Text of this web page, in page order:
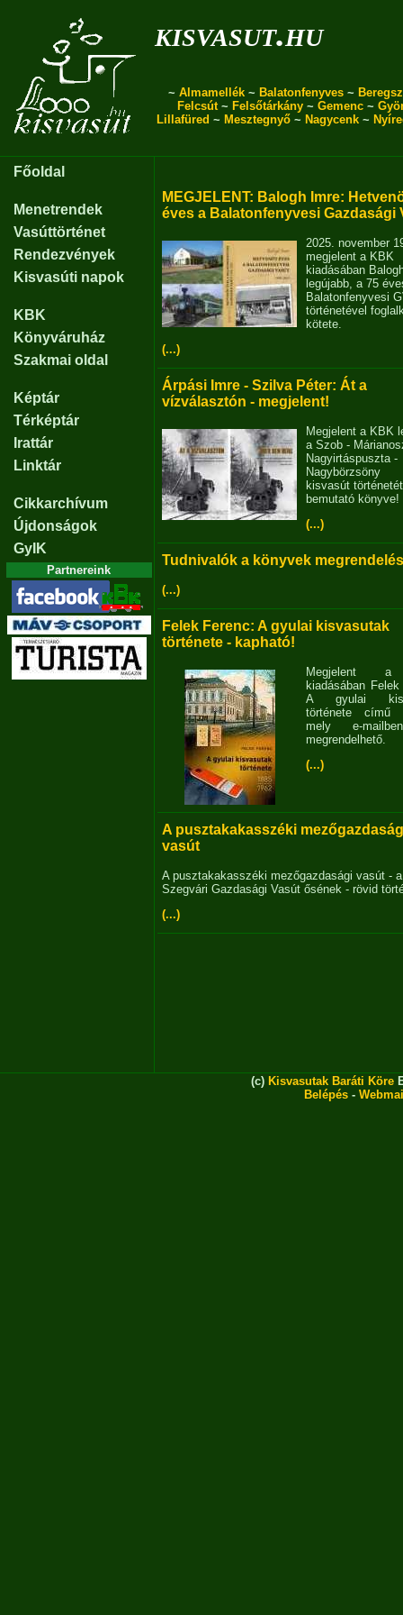
kisvasut.hu
~ Almamellék ~ Balatonfenyves ~
Felcsút~ Felsőtárkány ~ Gemenc ~
Lillafüred ~ Mesztegnyő ~ Nagycenk ~
Főoldal
Menetrendek
Vasúttörténet
Rendezvények
Kisvasúti napok
KBK
Könyváruház
Szakmai oldal
Képtár
Térképtár
Irattár
Linktár
Cikkarchívum
Újdonságok
GyIK
Partnereink
MEGJELENT: Balogh Imre:
éves a Balatonfenyvesi Gazdasági
2025. november
megjelent a KBK
kiadásában
legújabb, a 75
Balatonfenyvesi
történetével
kötete.
(...)
Árpási Imre - Szilva Péter: Át a
vízválasztón - megjelent!
Megjelent a KBK
a Szob -
Nagyirtáspuszta -
Nagybörzsöny
kisvasút történetét
bemutató könyve!
(...)
Tudnivalók a könyvek
(...)
Felek Ferenc: A gyulai kisvasutak
története - kapható!
Megjelent
kiadásában
A gyulai
története című
mely e-
megrendelhető.
(...)
A pusztakakasszéki
vasút
A pusztakakasszéki mezőgazdasági vasút - a
Szegvári Gazdasági Vasút ősének - rövid
(...)
(c) Kisvasutak Baráti Köre
Belépés -